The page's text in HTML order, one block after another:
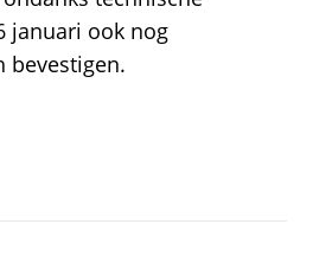
januari ook nog
bevestigen.